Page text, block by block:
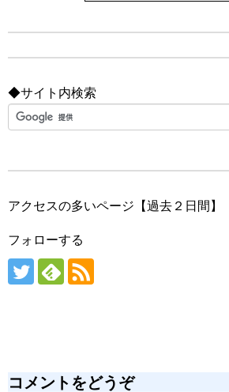
◆サイト内検索
アクセスの多いページ【過去２日間】
フォローする
コメントをどうぞ